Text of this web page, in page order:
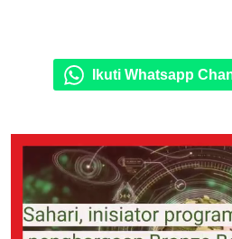
Ikuti Whatsapp